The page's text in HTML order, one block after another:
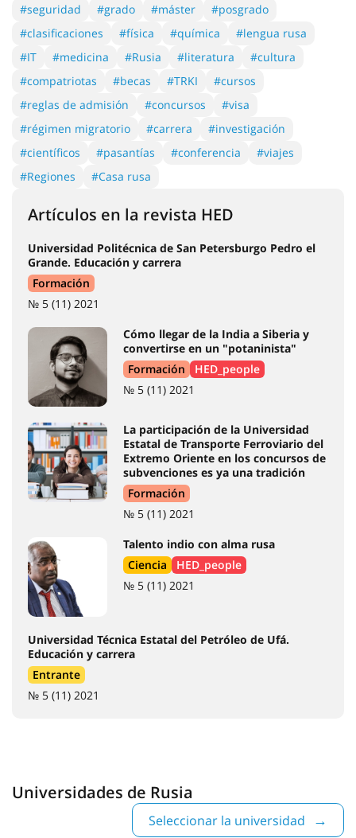
#seguridad #grado #máster
#posgrado
#clasificaciones
#física #química
#lengua rusa
#IT
#medicina #Rusia #literatura
#cultura
#compatriotas
#becas #TRKI
#cursos
#reglas de admisión
#concursos
#visa
#régimen migratorio
#carrera
#investigación
#científicos
#pasantías #conferencia
#viajes
#Regiones
#Casa rusa
Artículos en la revista HED
Universidad Politécnica de San Petersburgo Pedro el
Grande. Educación y carrera
Formación
№ 5 (11) 2021
Cómo llegar de la India a Siberia y
convertirse en un "potaninista"
Formación
HED_people
№ 5 (11) 2021
La participación de la Universidad
Estatal de Transporte Ferroviario del
Extremo Oriente en los concursos de
subvenciones es ya una tradición
Formación
№ 5 (11) 2021
Talento indio con alma rusa
Ciencia
HED_people
№ 5 (11) 2021
Universidad Técnica Estatal del Petróleo de Ufá.
Educación y carrera
Entrante
№ 5 (11) 2021
Universidades de Rusia
Seleccionar la universidad